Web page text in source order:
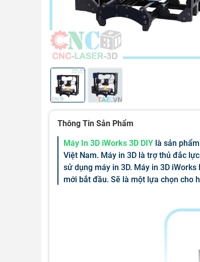
Thông Tin Sản Phẩm
Máy In 3D iWorks 3D DIY là sản
Việt Nam. Máy in 3D là trợ thủ đắc
sử dụng máy in 3D. Máy in 3D
mới bắt đầu. Sẽ là một lựa chọn cho